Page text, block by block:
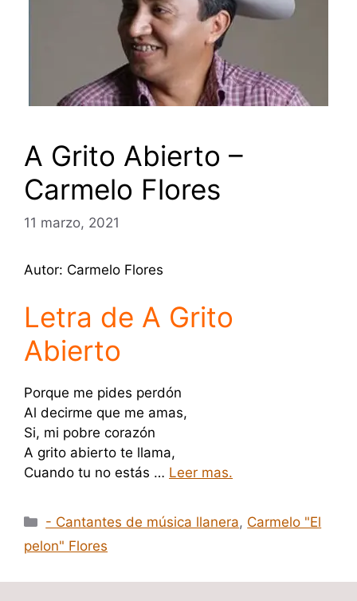
A Grito Abierto –
Carmelo Flores
11 marzo, 2021
Autor: Carmelo Flores
Letra de A Grito
Abierto
Porque me pides perdón
Al decirme que me amas,
Si, mi pobre corazón
A grito abierto te llama,
Cuando tu no estás … Leer mas.
Categorías
- Cantantes de música llanera, Carmelo "El
pelon" Flores